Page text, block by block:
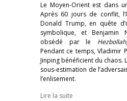
Le Moyen-Orient est dans
Après 60 jours de conflit,
Donald Trump, en quête
symbolique, et Benjamin
obsédé par le Hezbollah
Pendant ce temps, Vladimir
Jinping bénéficient du chaos.
sous-estimation de
l’enlisement.
Lire la suite